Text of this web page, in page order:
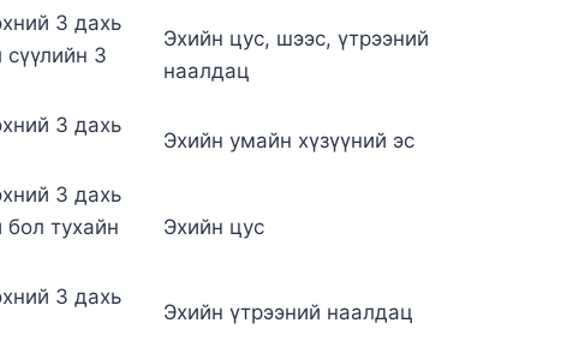
3 дахь
сүүлийн 3
Эхийн цус, шээс, үтрээний
наалдац
3 дахь
Эхийн умайн хүзүүний эс
3 дахь
бол тухайн
Эхийн цус
3 дахь
Эхийн үтрээний наалдац